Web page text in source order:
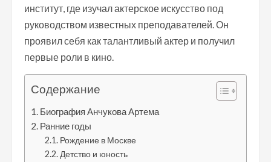
институт, где изучал актерское искусство под
руководством известных преподавателей. Он
проявил себя как талантливый актер и получил
первые роли в кино.
Содержание
Биография Анчукова Артема
Ранние годы
Рождение в Москве
Детство и юность